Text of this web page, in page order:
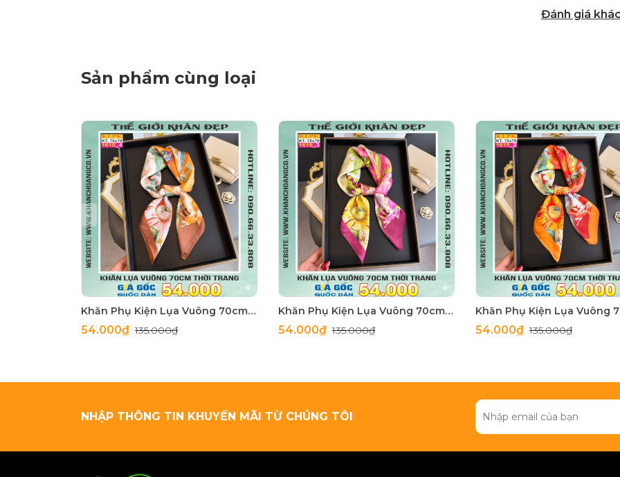
Đánh giá
Sản phẩm cùng loại
Khăn Phụ Kiện Lụa Vuông 70cm - Thế Giới Khăn Đẹp C1062_4
54.000₫135.000₫
Khăn Phụ Kiện Lụa Vuông 70cm - Thế Giới Khăn Đẹp C1062_3
54.000₫135.000₫ 54.000₫135.000₫
NHẬP THÔNG TIN KHUYẾN MÃI TỪ CHÚNG TÔI